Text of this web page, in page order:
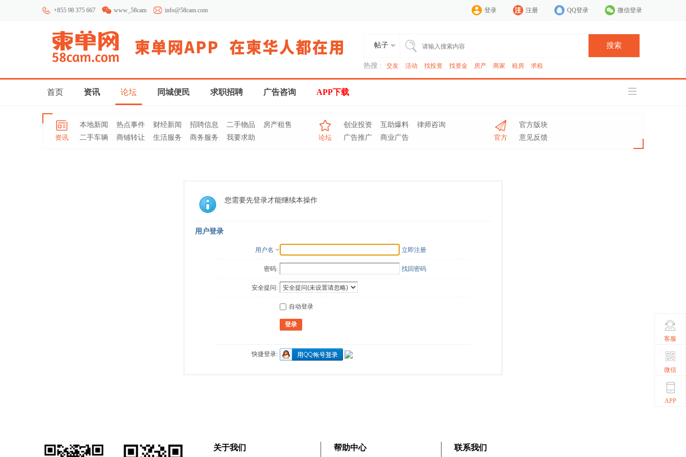
+855 98 375 667 www_58cam info@58cam.com 登录 注册 QQ登录 微信登录
帖子 搜索
热搜 : 交友 活动 找投资 找资金 房产 商家 租房 求租
首页 资讯 论坛 同城便民 求职招聘 广告咨询 APP下载
资讯
本地新闻 热点事件 财经新闻 招聘信息 二手物品
房产租售
二手车辆
商铺转让 生活服务 商务服务 我要求助 论坛
创业投资 互助爆料
律师咨询
广告推广
商业广告 官方
官方版块
意见反馈
您需要先登录才能继续本操作
用户登录
用户名 立即注册
密码: 找回密码
安全提问:
自动登录
登录
快捷登录:
关于我们 帮助中心 联系我们
客服
微信
APP